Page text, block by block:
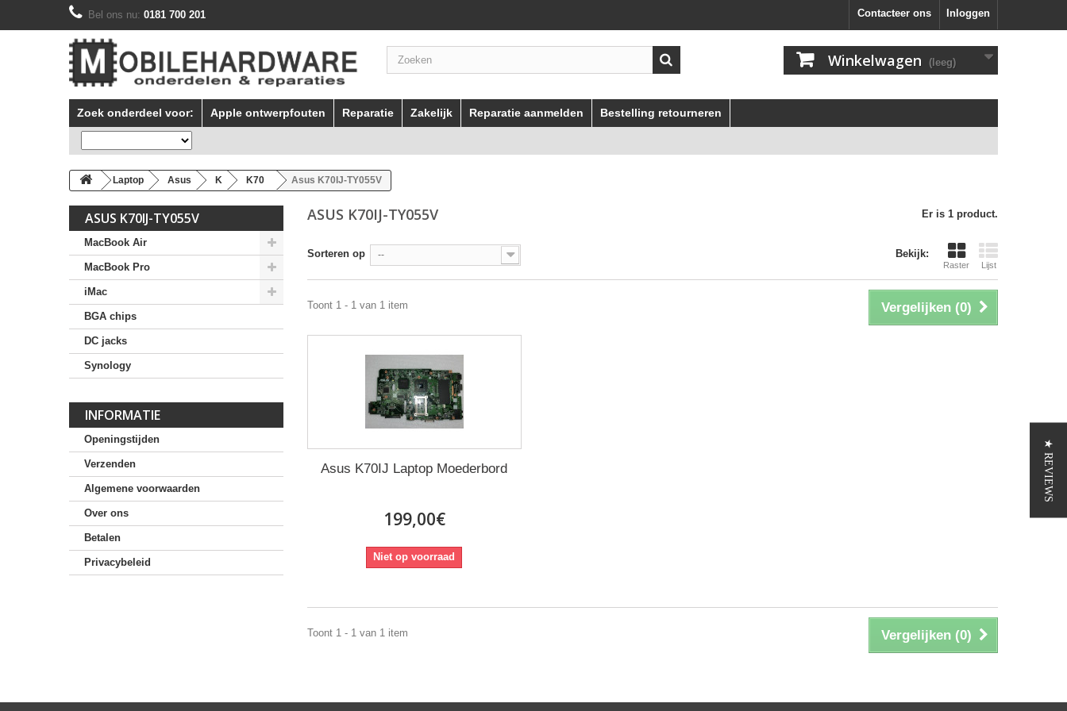
Inloggen
Contacteer ons
Bel ons nu: 0181 700 201
Winkelwagen (leeg)
Zoek onderdeel voor: Apple ontwerpfouten Reparatie Zakelijk Reparatie aanmelden Bestelling retourneren
Laptop Asus K K70 Asus K70IJ-TY055V
ASUS K70IJ-TY055V
MacBook Air
MacBook Pro
iMac
BGA chips
DC jacks
Synology
INFORMATIE
Openingstijden
Verzenden
Algemene voorwaarden
Over ons
Betalen
Privacybeleid
ASUS K70IJ-TY055V Er is 1 product.
Bekijk:
Raster Lijst
Sorteren op --
Vergelijken (0)
Toont 1 - 1 van 1 item
Asus K70IJ Laptop Moederbord
199,00€
Niet op voorraad
Vergelijken (0)
Toont 1 - 1 van 1 item
★ REVIEWS